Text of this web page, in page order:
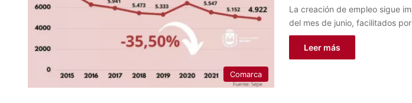
Comarca
La creación de empleo sigue
del mes de junio, facilitados
Leer más